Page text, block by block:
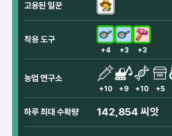
고용된 일꾼
착용 도구
+4 +3 +3
농업 연구소
+10 +9 +10 +5
하루 최대 수확량 142,854 씨앗